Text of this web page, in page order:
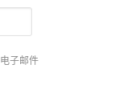
子邮件